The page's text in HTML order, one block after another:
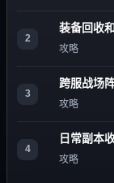
2
装备回收
攻略
3
跨服战场
攻略
4
日常副本
攻略